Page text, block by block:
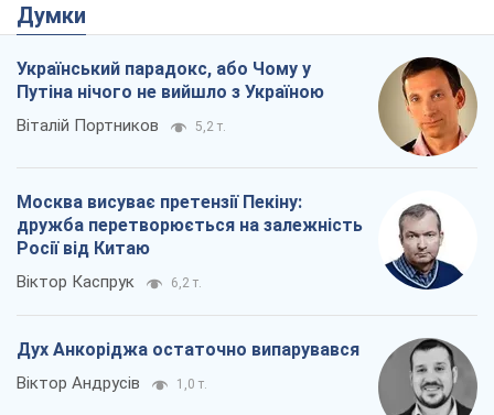
Думки
Український парадокс, або Чому у
Путіна нічого не вийшло з Україною
Віталій Портников 5,2 т.
Москва висуває претензії Пекіну:
дружба перетворюється на залежність
Росії від Китаю
Віктор Каспрук 6,2 т.
Дух Анкоріджа остаточно випарувався
Віктор Андрусів 1,0 т.